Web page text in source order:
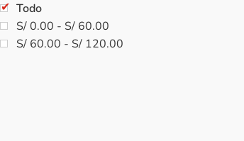
Todo
S/0.00 - S/ 60.00
S/ 60.00 - S/ 120.00